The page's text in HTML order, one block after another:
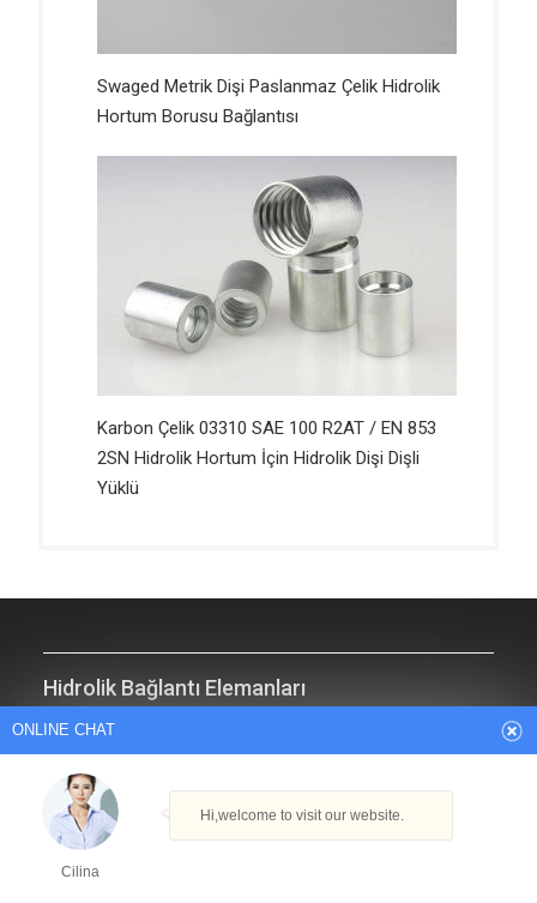
Swaged Metrik Dişi Paslanmaz Çelik Hidrolik
Hortum Borusu Bağlantısı
Karbon Çelik 03310 SAE 100 R2AT / EN 853
2SN Hidrolik Hortum İçin Hidrolik Dişi Dişli
Yüklü
Hidrolik Bağlantı Elemanları
Hidrolik Amerikan Parçaları
Hidrolik İngiliz Ek Parçaları
Hidrolik Flanşlı Ek Parçaları
Hidrolik Hortum Ek Parçaları
Cilina
Hi,welcome to visit our website.
Cilina